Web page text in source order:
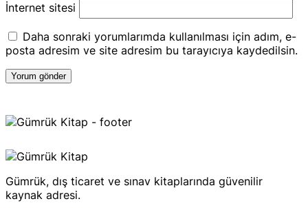
İnternet sitesi
Daha sonraki yorumlarımda kullanılması için adım, e-
posta adresim ve site adresim bu tarayıcıya kaydedilsin.
Gümrük, dış ticaret ve sınav kitaplarında güvenilir
kaynak adresi.